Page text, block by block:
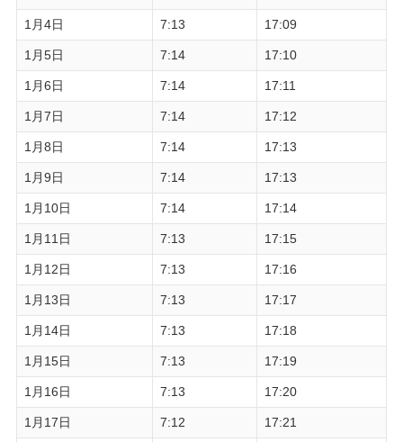
1月4日 7:13 17:09
1月5日 7:14 17:10
1月6日 7:14 17:11
1月7日 7:14 17:12
1月8日 7:14 17:13
1月9日 7:14 17:13
1月10日 7:14 17:14
1月11日 7:13 17:15
1月12日 7:13 17:16
1月13日 7:13 17:17
1月14日 7:13 17:18
1月15日 7:13 17:19
1月16日 7:13 17:20
1月17日 7:12 17:21